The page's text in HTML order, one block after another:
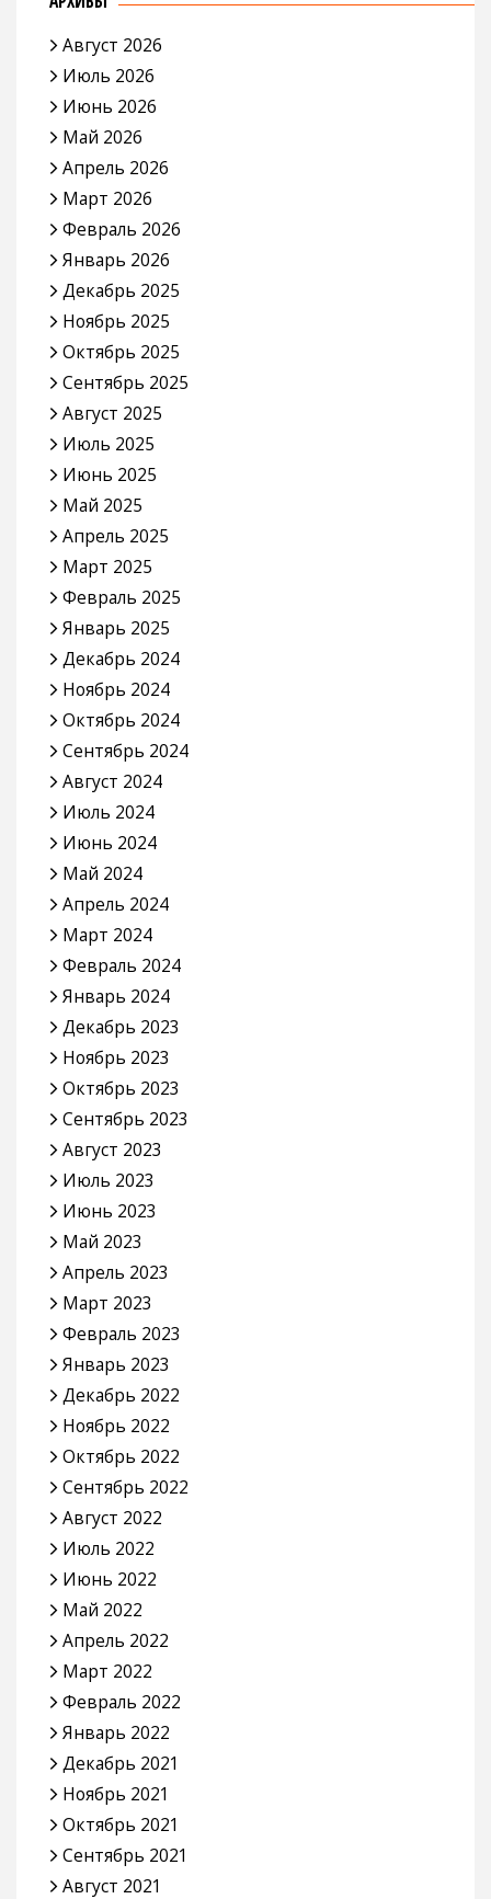
Август 2026
Июль 2026
Июнь 2026
Май 2026
Апрель 2026
Март 2026
Февраль 2026
Январь 2026
Декабрь 2025
Ноябрь 2025
Октябрь 2025
Сентябрь 2025
Август 2025
Июль 2025
Июнь 2025
Май 2025
Апрель 2025
Март 2025
Февраль 2025
Январь 2025
Декабрь 2024
Ноябрь 2024
Октябрь 2024
Сентябрь 2024
Август 2024
Июль 2024
Июнь 2024
Май 2024
Апрель 2024
Март 2024
Февраль 2024
Январь 2024
Декабрь 2023
Ноябрь 2023
Октябрь 2023
Сентябрь 2023
Август 2023
Июль 2023
Июнь 2023
Май 2023
Апрель 2023
Март 2023
Февраль 2023
Январь 2023
Декабрь 2022
Ноябрь 2022
Октябрь 2022
Сентябрь 2022
Август 2022
Июль 2022
Июнь 2022
Май 2022
Апрель 2022
Март 2022
Февраль 2022
Январь 2022
Декабрь 2021
Ноябрь 2021
Октябрь 2021
Сентябрь 2021
Август 2021